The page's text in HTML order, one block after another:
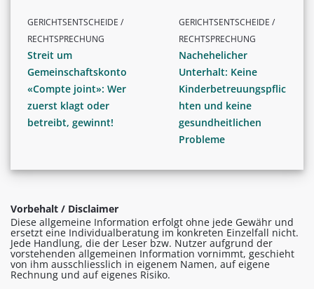
GERICHTSENTSCHEIDE /
RECHTSPRECHUNG
Streit um
Gemeinschaftskonto
«Compte joint»: Wer
zuerst klagt oder
betreibt, gewinnt!
GERICHTSENTSCHEIDE /
RECHTSPRECHUNG
Nachehelicher
Unterhalt: Keine
Kinderbetreuungspflic
hten und keine
gesundheitlichen
Probleme
Vorbehalt / Disclaimer
Diese allgemeine Information erfolgt ohne jede Gewähr und
ersetzt eine Individualberatung im konkreten Einzelfall nicht.
Jede Handlung, die der Leser bzw. Nutzer aufgrund der
vorstehenden allgemeinen Information vornimmt, geschieht
von ihm ausschliesslich in eigenem Namen, auf eigene
Rechnung und auf eigenes Risiko.